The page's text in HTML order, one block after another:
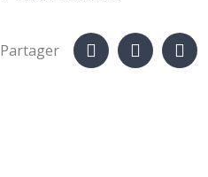
Partager